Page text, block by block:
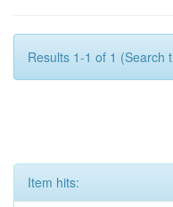
Results 1-1 of 1 (Search
Item hits: